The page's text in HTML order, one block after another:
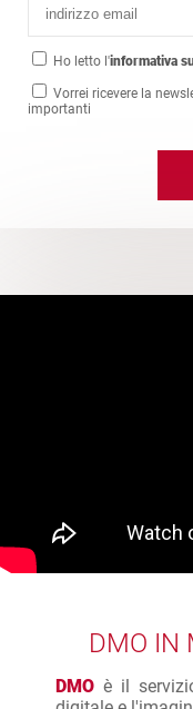
Ho letto l'informativa
Vorrei ricevere la
importanti
DMO IN
DMO è il